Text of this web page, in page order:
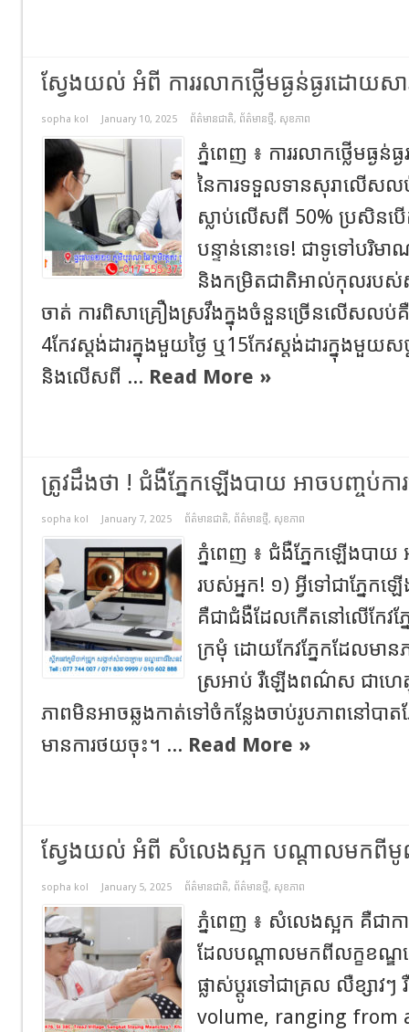
ស្វែងយល់ អំពី ការរលាកថ្លើមធ្ងន់ធ្ងរដោយស
sopha kol January 10, 2025 ព័ត៌មានជាតិ, ព័ត៌មានថ្មី, សុខភាព
ភ្នំពេញ ៖ ការរលាកថ្លើមធ្ងន់
នៃការទទួលទានសុរាលើសល
ស្លាប់លើសពី 50% ប្រសិនបើគ្មា
បន្ទាន់នោះទេ! ជាទូទៅបរិ
និងកម្រិតជាតិអាល់កុលរបស់
ចាត់ ការពិសាគ្រឿងស្រវឹងក្នុងចំនួនច្រើនលើសល
4កែវស្តង់ដារក្នុងមួយថ្ងៃ ឬ15កែវស្តង់ដារក្នុងមួយ
និងលើសពី ... Read More »
ត្រូវដឹងថា ! ជំងឺភ្នែកឡើងបាយ អាចបញ្ចប់ក
sopha kol January 7, 2025 ព័ត៌មានជាតិ, ព័ត៌មានថ្មី, សុខភាព
ភ្នំពេញ ៖ ជំងឺភ្នែកឡើងបា
របស់អ្នក! ១) អ្វីទៅជាភ្នែក
គឺជាជំងឺដែលកើតនៅលើកែវ
ក្រមុំ ដោយកែវភ្នែកដែលមានភ
ស្រអាប់ រឺឡើងពណ៌ស ជាហេ
ភាពមិនអាចឆ្លងកាត់ទៅចំកន្លែងចាប់រូបភាពនៅបា
មានការថយចុះ។ ... Read More »
ស្វែងយល់ អំពី សំលេងស្អក បណ្តាលមកពីមូ
sopha kol January 5, 2025 ព័ត៌មានជាតិ, ព័ត៌មានថ្មី, សុខភាព
ភ្នំពេញ ៖ សំលេងស្អក គឺជាក
ដែលបណ្ដាលមកពីលក្ខខណ្ឌ
ផ្លាស់ប្ដូរទៅជាគ្រល លឺខ្សាវ
volume, ranging from